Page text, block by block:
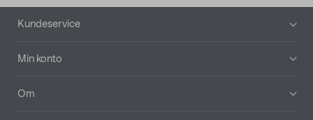
Bunntekst
Kundeservice
Min konto
Om